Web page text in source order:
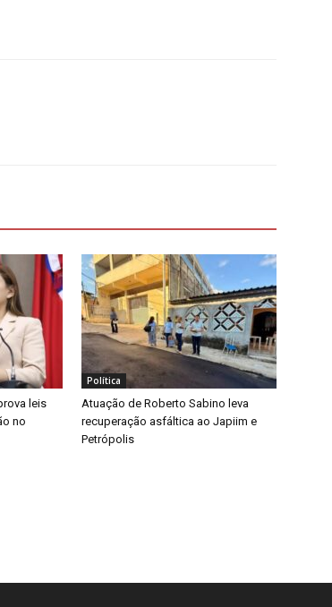
leis
no
Política
Atuação de Roberto Sabino leva
recuperação asfáltica ao Japiim e
Petrópolis